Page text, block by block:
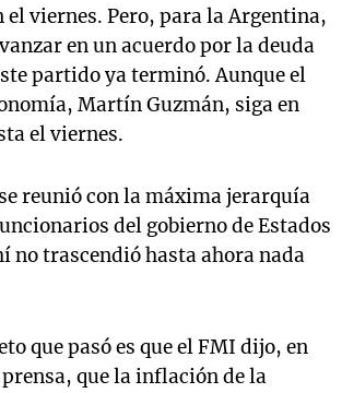
viernes. Pero, para la Argentina,
en un acuerdo por la deuda
partido ya terminó. Aunque el
Martín Guzmán, siga en
el viernes.
reunió con la máxima jerarquía
del gobierno de Estados
no trascendió hasta ahora nada
que pasó es que el FMI dijo, en
que la inflación de la